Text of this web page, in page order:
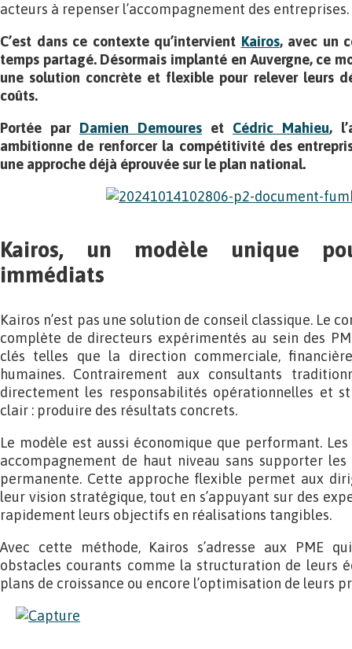
acteurs à repenser l’accompagnement des entreprises.
C’est dans ce contexte qu’intervient Kairos, avec un
temps partagé. Désormais implanté en Auvergne, ce
une solution concrète et flexible pour relever leurs
coûts.
Portée par Damien Demoures et Cédric Mahieu,
ambitionne de renforcer la compétitivité des
une approche déjà éprouvée sur le plan national.
Kairos, un modèle unique
immédiats
Kairos n’est pas une solution de conseil classique. Le
complète de directeurs expérimentés au sein des
clés telles que la direction commerciale,
humaines. Contrairement aux consultants
directement les responsabilités opérationnelles et
clair : produire des résultats concrets.
Le modèle est aussi économique que performant.
accompagnement de haut niveau sans supporter les
permanente. Cette approche flexible permet aux
leur vision stratégique, tout en s’appuyant sur des
rapidement leurs objectifs en réalisations tangibles.
Avec cette méthode, Kairos s’adresse aux PME
obstacles courants comme la structuration de leurs
plans de croissance ou encore l’optimisation de leurs